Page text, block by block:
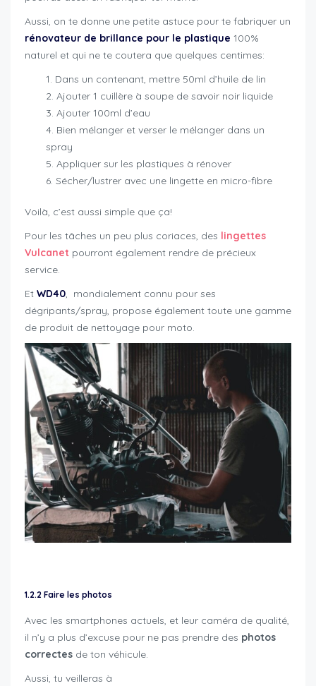
Aussi, on te donne une petite astuce pour te fabriquer un
rénovateur de brillance pour le plastique 100%
naturel et qui ne te coutera que quelques centimes:
Dans un contenant, mettre 50ml d’huile de lin
Ajouter 1 cuillère à soupe de savoir noir liquide
Ajouter 100ml d’eau
Bien mélanger et verser le mélanger dans un
spray
Appliquer sur les plastiques à rénover
Sécher/lustrer avec une lingette en micro-fibre
Voilà, c’est aussi simple que ça!
Pour les tâches un peu plus coriaces, des lingettes
Vulcanet pourront également rendre de précieux
service.
Et WD40 , mondialement connu pour ses
dégripants/spray, propose également toute une gamme
de produit de nettoyage pour moto.
1.2.2 Faire les photos
Avec les smartphones actuels, et leur caméra de qualité,
il n’y a plus d’excuse pour ne pas prendre des photos
correctes de ton véhicule.
Aussi, tu veilleras à